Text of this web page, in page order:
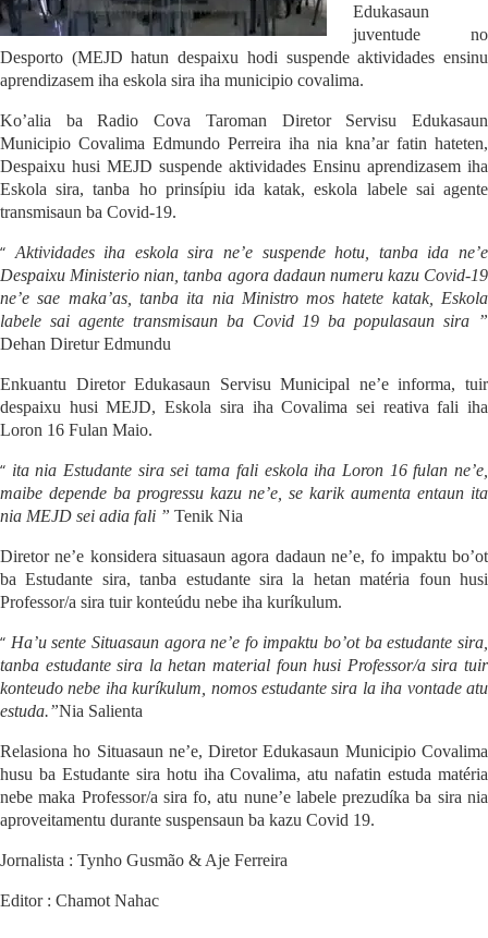
Edukasaun
juventude no
Desporto (MEJD hatundespaixu hodi suspende aktividades ensinu
aprendizasem iha eskola sira iha municipio covalima.
Ko’alia ba Radio Cova Taroman Diretor ServisuEdukasaun
Municipio Covalima Edmundo Perreira iha nia kna’ar fatin hateten,
Despaixu husi MEJD suspende aktividades Ensinu aprendizasem iha
Eskola sira, tanba ho prinsípiu ida katak, eskola labele sai agente
transmisaun ba Covid-19.
“ Aktividades iha eskola sira ne’e suspende hotu, tanba ida ne’e
Despaixu Ministerio nian, tanba agora dadaun numeru kazu Covid-19
ne’e sae maka’as, tanba ita nia Ministro mos hatete katak, Eskola
labele sai agente transmisaun ba Covid 19 ba populasaun sira ”
Dehan Diretur Edmundu
Enkuantu Diretor Edukasaun ServisuMunicipal ne’e informa, tuir
despaixu husi MEJD, Eskola sira iha Covalima sei reativa fali iha
Loron 16 Fulan Maio.
“ ita nia Estudante sira sei tama fali eskola iha Loron 16 fulan ne’e,
maibe depende ba progressu kazu ne’e, se karik aumenta entaun ita
nia MEJD sei adia fali ” Tenik Nia
Diretor ne’e konsidera situasaun agora dadaun ne’e, fo impaktu bo’ot
ba Estudante sira, tanba estudante sira la hetan matéria foun husi
Professor/a sira tuir konteúdu nebe iha kuríkulum.
“ Ha’u sente Situasaun agora ne’e fo impaktu bo’ot ba estudante sira,
tanba estudante sira la hetan material foun husi Professor/a sira tuir
konteudo nebe iha kuríkulum, nomos estudante sira la iha vontade atu
estuda.”Nia Salienta
Relasiona ho Situasaun ne’e, Diretor Edukasaun Municipio Covalima
husu ba Estudante sira hotu iha Covalima, atu nafatin estuda matéria
nebe maka Professor/a sira fo, atu nune’e labele prezudíka ba sira nia
aproveitamentu durante suspensaun ba kazu Covid 19.
Jornalista : Tynho Gusmão & Aje Ferreira
Editor : Chamot Nahac